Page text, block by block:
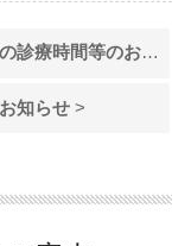
時間等のお知らせ
知らせ>